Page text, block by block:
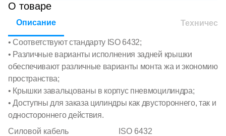
О товаре
Описание
• Соответствуют стандарту ISO 6432;
• Различные варианты исполнения задней крышки
обеспечивают различные варианты монта жа и экономию
пространства;
• Крышки завальцованы в корпус пневмоцилиндра;
• Доступны для заказа цилиндры как двустороннего, так и
одностороннего действия.
Силовой кабель
ISO 6432